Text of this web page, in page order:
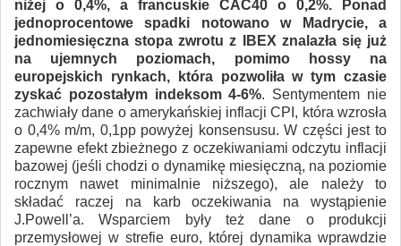
niżej o 0,4%, a francuskie CAC40 o 0,2%. Ponad
jednoprocentowe spadki notowano w Madrycie, a
jednomiesięczna stopa zwrotu z IBEX znalazła się już
na ujemnych poziomach, pomimo hossy na
europejskich rynkach, która pozwoliła w tym czasie
zyskać pozostałym indeksom 4-6%. Sentymentem nie
zachwiały dane o amerykańskiej inflacji CPI, która wzrosła
o 0,4% m/m, 0,1pp powyżej konsensusu. W części jest to
zapewne efekt zbieżnego z oczekiwaniami odczytu inflacji
bazowej (jeśli chodzi o dynamikę miesięczną, na poziomie
rocznym nawet minimalnie niższego), ale należy to
składać raczej na karb oczekiwania na wystąpienie
J.Powell’a. Wsparciem były też dane o produkcji
przemysłowej w strefie euro, której dynamika wprawdzie